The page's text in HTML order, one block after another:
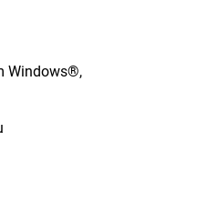
Windows®,